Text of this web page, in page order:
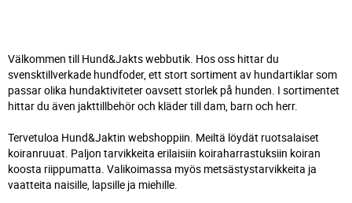
Välkommen till Hund&Jakts webbutik. Hos oss hittar du
svensktillverkade hundfoder, ett stort sortiment av hundartiklar som
passar olika hundaktiviteter oavsett storlek på hunden. I sortimentet
hittar du även jakttillbehör och kläder till dam, barn och herr.
Tervetuloa Hund&Jaktin webshoppiin. Meiltä löydät ruotsalaiset
koiranruuat. Paljon tarvikkeita erilaisiin koiraharrastuksiin koiran
koosta riippumatta. Valikoimassa myös metsästystarvikkeita ja
vaatteita naisille, lapsille ja miehille.